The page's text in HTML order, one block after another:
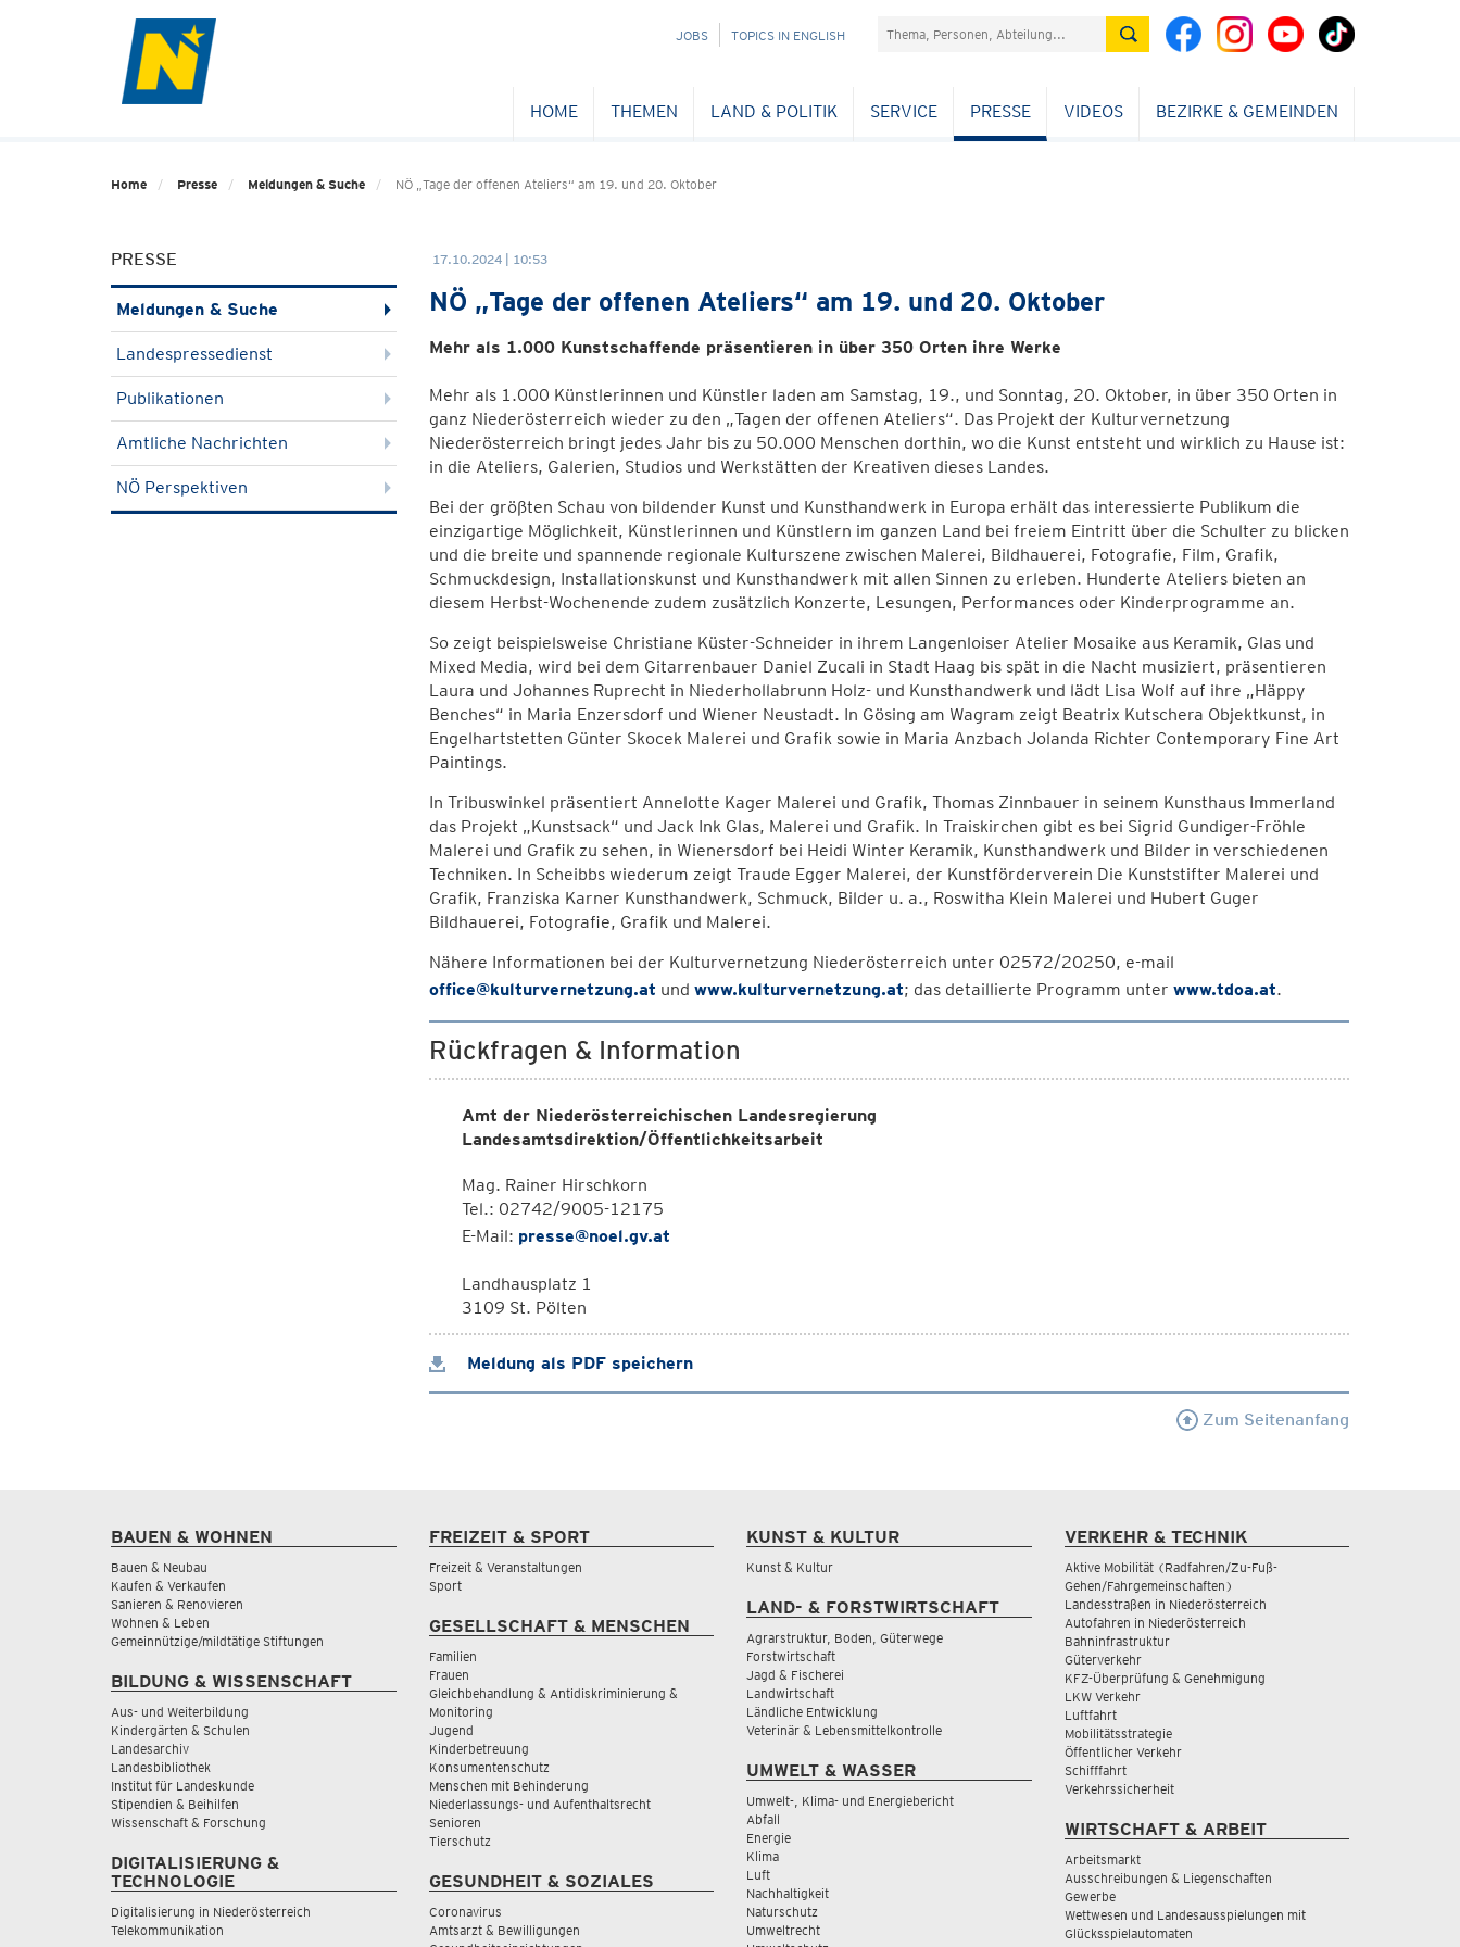
NAVIGATION
JOBS TOPICS IN ENGLISH Suchefeld
HOME THEMEN LAND & POLITIK SERVICE PRESSE VIDEOS BEZIRKE & GEMEINDEN
Home Presse Meldungen & Suche NÖ „Tage der offenen Ateliers“ am 19. und 20. Oktober
PRESSE
Meldungen & Suche
Landespressedienst
Publikationen
Amtliche Nachrichten
NÖ Perspektiven
17.10.2024 | 10:53
NÖ „Tage der offenen Ateliers“ am 19. und 20. Oktober
Mehr als 1.000 Kunstschaffende präsentieren in über 350 Orten ihre Werke
Mehr als 1.000 Künstlerinnen und Künstler laden am Samstag, 19., und Sonntag, 20. Oktober, in über 350 Orten in
ganz Niederösterreich wieder zu den „Tagen der offenen Ateliers“. Das Projekt der Kulturvernetzung
Niederösterreich bringt jedes Jahr bis zu 50.000 Menschen dorthin, wo die Kunst entsteht und wirklich zu Hause ist:
in die Ateliers, Galerien, Studios und Werkstätten der Kreativen dieses Landes.
Bei der größten Schau von bildender Kunst und Kunsthandwerk in Europa erhält das interessierte Publikum die
einzigartige Möglichkeit, Künstlerinnen und Künstlern im ganzen Land bei freiem Eintritt über die Schulter zu blicken
und die breite und spannende regionale Kulturszene zwischen Malerei, Bildhauerei, Fotografie, Film, Grafik,
Schmuckdesign, Installationskunst und Kunsthandwerk mit allen Sinnen zu erleben. Hunderte Ateliers bieten an
diesem Herbst-Wochenende zudem zusätzlich Konzerte, Lesungen, Performances oder Kinderprogramme an.
So zeigt beispielsweise Christiane Küster-Schneider in ihrem Langenloiser Atelier Mosaike aus Keramik, Glas und
Mixed Media, wird bei dem Gitarrenbauer Daniel Zucali in Stadt Haag bis spät in die Nacht musiziert, präsentieren
Laura und Johannes Ruprecht in Niederhollabrunn Holz- und Kunsthandwerk und lädt Lisa Wolf auf ihre „Häppy
Benches“ in Maria Enzersdorf und Wiener Neustadt. In Gösing am Wagram zeigt Beatrix Kutschera Objektkunst, in
Engelhartstetten Günter Skocek Malerei und Grafik sowie in Maria Anzbach Jolanda Richter Contemporary Fine Art
Paintings.
In Tribuswinkel präsentiert Annelotte Kager Malerei und Grafik, Thomas Zinnbauer in seinem Kunsthaus Immerland
das Projekt „Kunstsack“ und Jack Ink Glas, Malerei und Grafik. In Traiskirchen gibt es bei Sigrid Gundiger-Fröhle
Malerei und Grafik zu sehen, in Wienersdorf bei Heidi Winter Keramik, Kunsthandwerk und Bilder in verschiedenen
Techniken. In Scheibbs wiederum zeigt Traude Egger Malerei, der Kunstförderverein Die Kunststifter Malerei und
Grafik, Franziska Karner Kunsthandwerk, Schmuck, Bilder u. a., Roswitha Klein Malerei und Hubert Guger
Bildhauerei, Fotografie, Grafik und Malerei.
Nähere Informationen bei der Kulturvernetzung Niederösterreich unter 02572/20250, e-mail
office@kulturvernetzung.at und www.kulturvernetzung.at; das detaillierte Programm unter www.tdoa.at.
Rückfragen & Information
Amt der Niederösterreichischen Landesregierung
Landesamtsdirektion/Öffentlichkeitsarbeit
Mag. Rainer Hirschkorn
Tel.: 02742/9005-12175
E-Mail: presse@noel.gv.at
Landhausplatz 1
3109 St. Pölten
Meldung als PDF speichern
Zum Seitenanfang
BAUEN & WOHNEN
Bauen & Neubau
Kaufen & Verkaufen
Sanieren & Renovieren
Wohnen & Leben
Gemeinnützige/mildtätige Stiftungen
BILDUNG & WISSENSCHAFT
Aus- und Weiterbildung
Kindergärten & Schulen
Landesarchiv
Landesbibliothek
Institut für Landeskunde
Stipendien & Beihilfen
Wissenschaft & Forschung
DIGITALISIERUNG &
TECHNOLOGIE
Digitalisierung in Niederösterreich
Telekommunikation
FREIZEIT & SPORT
Freizeit & Veranstaltungen
Sport
GESELLSCHAFT & MENSCHEN
Familien
Frauen
Gleichbehandlung & Antidiskriminierung &
Monitoring
Jugend
Kinderbetreuung
Konsumentenschutz
Menschen mit Behinderung
Niederlassungs- und Aufenthaltsrecht
Senioren
Tierschutz
GESUNDHEIT & SOZIALES
Coronavirus
Amtsarzt & Bewilligungen
KUNST & KULTUR
Kunst & Kultur
LAND- & FORSTWIRTSCHAFT
Agrarstruktur, Boden, Güterwege
Forstwirtschaft
Jagd & Fischerei
Landwirtschaft
Ländliche Entwicklung
Veterinär & Lebensmittelkontrolle
UMWELT & WASSER
Umwelt-, Klima- und Energiebericht
Abfall
Energie
Klima
Luft
Nachhaltigkeit
Naturschutz
Umweltrecht
VERKEHR & TECHNIK
Aktive Mobilität (Radfahren/Zu-Fuß-
Gehen/Fahrgemeinschaften)
Landesstraßen in Niederösterreich
Autofahren in Niederösterreich
Bahninfrastruktur
Güterverkehr
KFZ-Überprüfung & Genehmigung
LKW Verkehr
Luftfahrt
Mobilitätsstrategie
Öffentlicher Verkehr
Schifffahrt
Verkehrssicherheit
WIRTSCHAFT & ARBEIT
Arbeitsmarkt
Ausschreibungen & Liegenschaften
Gewerbe
Wettwesen und Landesausspielungen mit
Glücksspielautomaten